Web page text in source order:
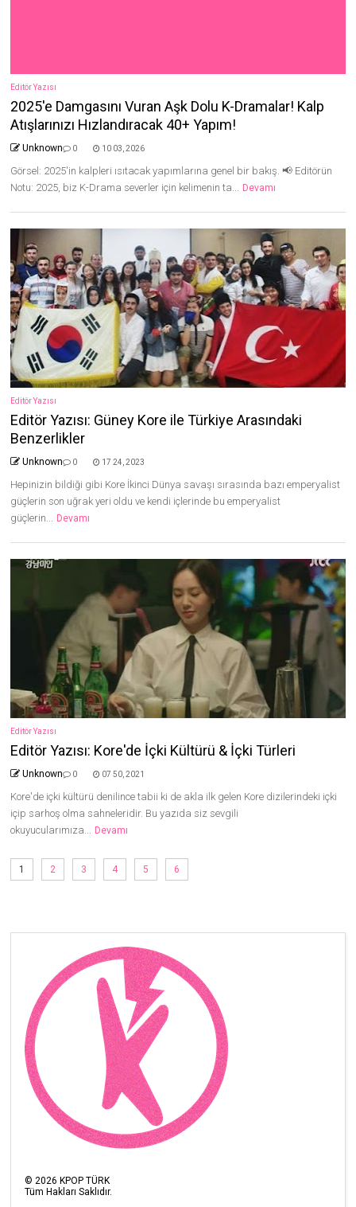
Editör Yazısı
2025'e Damgasını Vuran Aşk Dolu K-Dramalar! Kalp
Atışlarınızı Hızlandıracak 40+ Yapım!
Unknown 0 10 03, 2026
Görsel: 2025'in kalpleri ısıtacak yapımlarına genel bir bakış. 📢 Editörün
Notu: 2025, biz K-Drama severler için kelimenin ta... Devamı
Editör Yazısı
Editör Yazısı: Güney Kore ile Türkiye Arasındaki
Benzerlikler
Unknown 0 17 24, 2023
Hepinizin bildiği gibi Kore İkinci Dünya savaşı sırasında bazı emperyalist
güçlerin son uğrak yeri oldu ve kendi içlerinde bu emperyalist
güçlerin... Devamı
Editör Yazısı
Editör Yazısı: Kore'de İçki Kültürü & İçki Türleri
Unknown 0 07 50, 2021
Kore'de içki kültürü denilince tabii ki de akla ilk gelen Kore dizilerindeki içki
içip sarhoş olma sahneleridir. Bu yazıda siz sevgili
okuyucularımıza... Devamı
1 2 3 4 5 6
©2026 KPOP TÜRK
Tüm Hakları Saklıdır.